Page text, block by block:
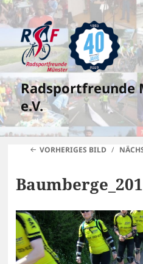
Radsportfreunde
e.V.
VORHERIGES BILD